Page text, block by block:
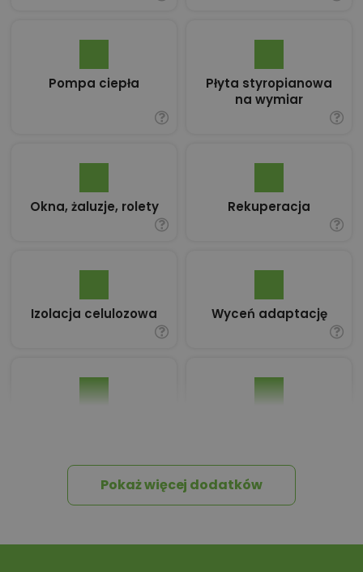
Pompa ciepła
Płyta styropianowa
na wymiar
Okna, żaluzje, rolety Rekuperacja
Izolacja celulozowa Wyceń adaptację
Tablica informacyjna
Przydomowa
Pokaż więcej dodatków